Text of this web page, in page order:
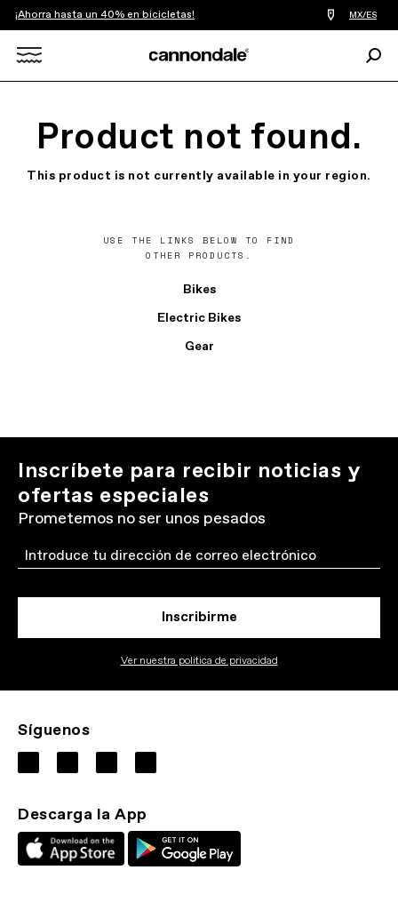
¡Ahorra hasta un 40% en bicicletas!
Encontrar
tiedas
bicicletas
de
MX/ES
Product not found.
This product is not currently available in your region.
USE THE LINKS BELOW TO FIND
OTHER PRODUCTS.
Bikes
Electric Bikes
Gear
Inscríbete para recibir noticias y
ofertas especiales
Prometemos no ser unos pesados
Email
Inscribirme
Ver nuestra politica de privacidad
Síguenos
Descarga la App